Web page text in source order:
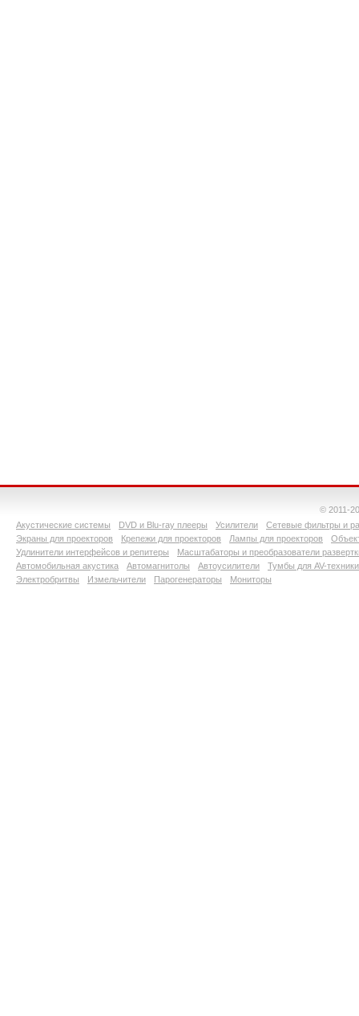
© 2011-
Акустические системы
DVD и Blu-ray плееры Усилители
Сетевые фильтры и
Экраны для проекторов
Крепежи для проекторов Лампы для проекторов
Удлинители интерфейсов и репитеры
Масштабаторы и преобразователи
Автомобильная акустика
Автомагнитолы Автоусилители
Тумбы для AV-техники
Электробритвы
Измельчители Парогенераторы Мониторы